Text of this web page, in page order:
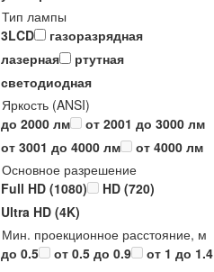
Тип лампы
3LCD
газоразрядная
лазерная
ртутная
светодиодная
Яркость (ANSI)
до 2000 лм
от 2001 до 3000 лм
от 3001 до 4000 лм
от 4000 лм
Основное разрешение
Full HD (1080)
HD (720)
Ultra HD (4K)
Мин. проекционное расстояние, м
до 0.5
от 0.5 до 0.9
от 1 до 1.4